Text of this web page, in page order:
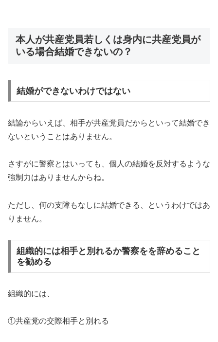
本人が共産党員若しくは身内に共産党員が
いる場合結婚できないの？
結婚ができないわけではない
結論からいえば、相手が共産党員だからといって結婚でき
ないということはありません。
さすがに警察とはいっても、個人の結婚を反対するような
強制力はありませんからね。
ただし、何の支障もなしに結婚できる、というわけではあ
りません。
組織的には相手と別れるか警察をを辞めること
を勧める
組織的には、
①共産党の交際相手と別れる